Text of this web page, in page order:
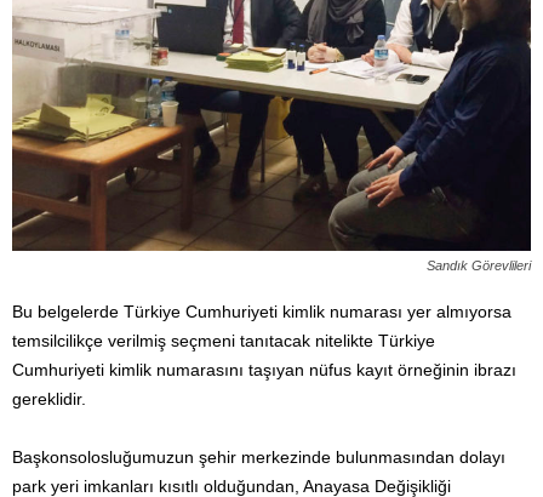
Sandık Görevlileri
Bu belgelerde Türkiye Cumhuriyeti kimlik numarası yer almıyorsa
temsilcilikçe verilmiş seçmeni tanıtacak nitelikte Türkiye
Cumhuriyeti kimlik numarasını taşıyan nüfus kayıt örneğinin ibrazı
gereklidir.
Başkonsolosluğumuzun şehir merkezinde bulunmasından dolayı
park yeri imkanları kısıtlı olduğundan, Anayasa Değişikliği